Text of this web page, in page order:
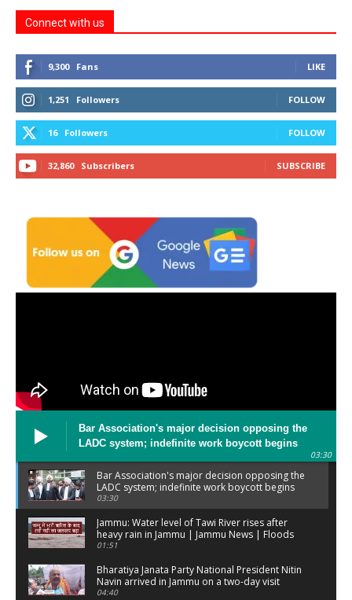
Connect with us
9,300 Fans LIKE
1,251 Followers FOLLOW
16 Followers FOLLOW
32,860 Subscribers SUBSCRIBE
Bar Association's major decision opposing the
LADC system; indefinite work boycott begins
03:30
Bar Association's major decision opposing the
LADC system; indefinite work boycott begins
03:30
Jammu: Water level of Tawi River rises after
heavy rain in Jammu | Jammu News | Floods
01:51
Bharatiya Janata Party National President Nitin
Navin arrived in Jammu on a two-day visit
04:40